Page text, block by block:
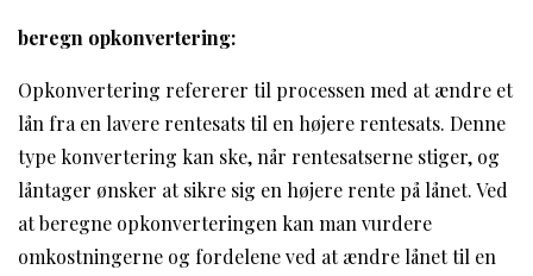
beregn opkonvertering:
Opkonvertering refererer til processen med at ændre et
lån fra en lavere rentesats til en højere rentesats. Denne
type konvertering kan ske, når rentesatserne stiger, og
låntager ønsker at sikre sig en højere rente på lånet. Ved
at beregne opkonverteringen kan man vurdere
omkostningerne og fordelene ved at ændre lånet til en